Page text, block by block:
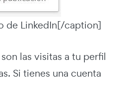
de LinkedIn[/caption]
las visitas a tu perfil
Si tienes una cuenta